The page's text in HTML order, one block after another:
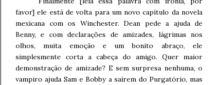
favor] ele está de volta para um novo capítulo da novela
mexicana com os Winchester. Dean pede a ajuda de
Benny, e com declarações de amizades, lágrimas nos
olhos, muita emoção e um bonito abraço, ele
simplesmente corta a cabeça do amigo. Quer maior
demonstração de amizade? E sem surpresa nenhuma, o
vampiro ajuda Sam e Bobby a saírem do Purgatório, mas